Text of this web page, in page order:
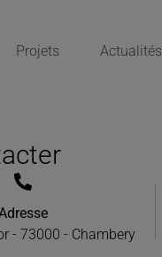
Projets Actualités
- 73000 - Chambery